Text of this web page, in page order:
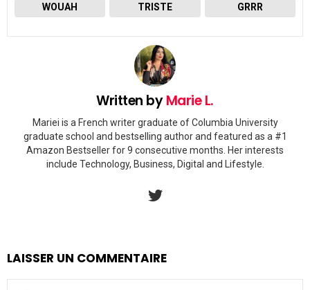
WOUAH TRISTE GRRR
Written byMarie L.
Mariei is a French writer graduate of Columbia University
graduate school and bestselling author and featured as a #1
Amazon Bestseller for 9 consecutive months. Her interests
include Technology, Business, Digital and Lifestyle.
LAISSER UN COMMENTAIRE